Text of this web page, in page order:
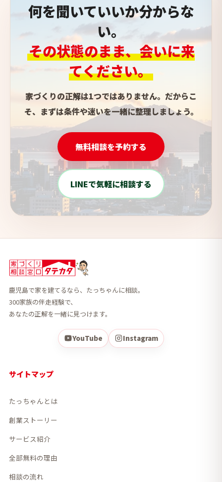
何を聞いていいか分からな
い。
その状態のまま、会いに来
てください。
家づくりの正解は1つではありません。だからこ
そ、まずは条件や迷いを一緒に整理しましょう。
無料相談を予約する
LINEで気軽に相談する
鹿児島で家を建てるなら、たっちゃんに相談。
300家族の伴走経験で、
あなたの正解を一緒に見つけます。
YouTube Instagram
サイトマップ
たっちゃんとは
創業ストーリー
サービス紹介
全部無料の理由
相談の流れ